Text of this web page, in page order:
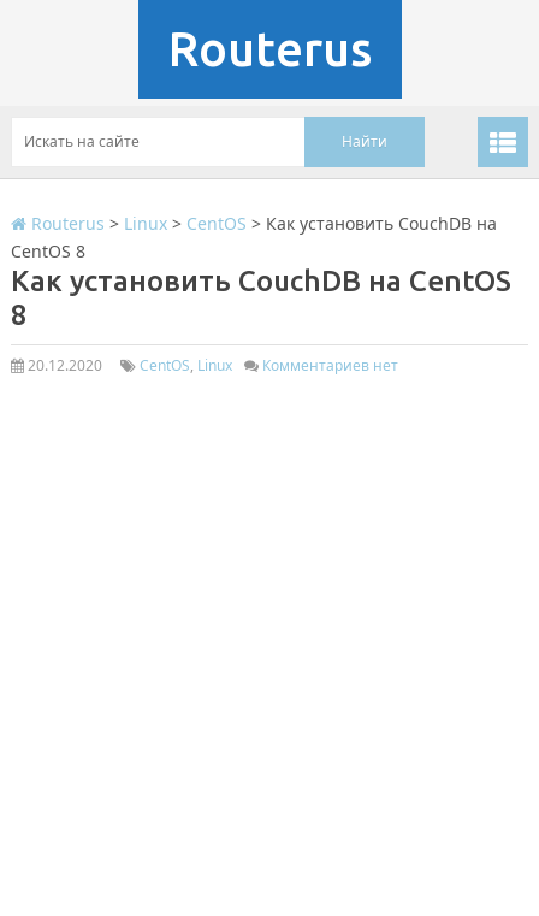
Routerus
Routerus > Linux> CentOS > Как установить CouchDB на
CentOS 8
Как установить CouchDB на CentOS
8
20.12.2020 CentOS, Linux Комментариев нет